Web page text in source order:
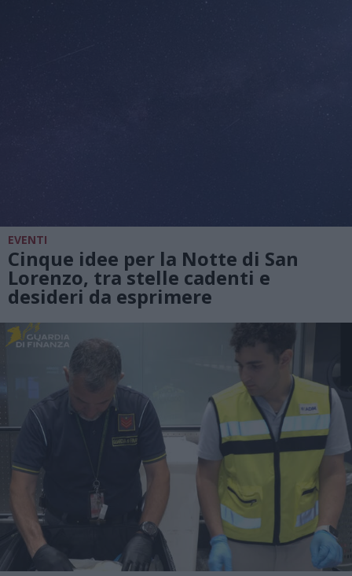
EVENTI
Cinque idee per la Notte di San
Lorenzo, tra stelle cadenti e
desideri da esprimere